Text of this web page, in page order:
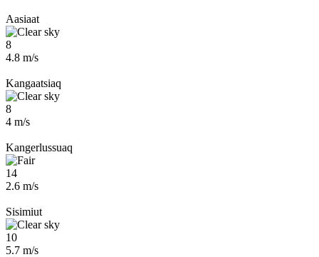
Aasiaat
8
4.8 m/s
Kangaatsiaq
8
4 m/s
Kangerlussuaq
14
2.6 m/s
Sisimiut
10
5.7 m/s